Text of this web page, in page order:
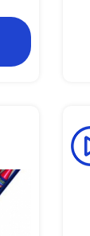
указана за
фасовку:
взлета,